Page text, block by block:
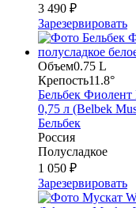
3 490 ₽
Зарезервировать
Объем0.75 L
Крепость11.8°
Бельбек
0,75 л (Belbek
Бельбек
Россия
Полусладкое
1 050 ₽
Зарезервировать